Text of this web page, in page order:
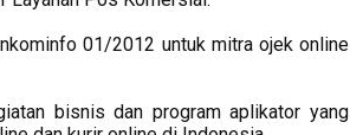
01/2012 untuk mitra ojek online
bisnis dan program aplikator yang